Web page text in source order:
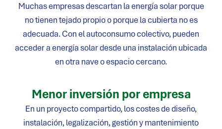
Muchas empresas descartan la energía solar porque
no tienen tejado propio o porque la cubierta no es
adecuada. Con el autoconsumo colectivo, pueden
acceder a energía solar desde una instalación ubicada
en otra nave o espacio cercano.
Menor inversión por empresa
En un proyecto compartido, los costes de diseño,
instalación, legalización, gestión y mantenimiento